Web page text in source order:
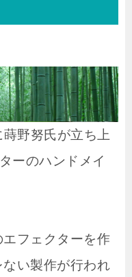
野努氏が立ち上
ーのハンドメイ
エフェクターを作
ない製作が行われ